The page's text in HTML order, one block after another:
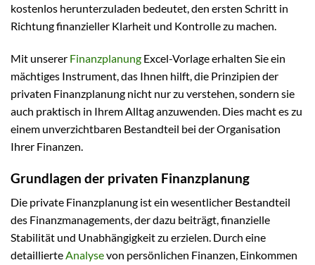
kostenlos herunterzuladen bedeutet, den ersten Schritt in
Richtung finanzieller Klarheit und Kontrolle zu machen.
Mit unserer Finanzplanung Excel-Vorlage erhalten Sie ein
mächtiges Instrument, das Ihnen hilft, die Prinzipien der
privaten Finanzplanung nicht nur zu verstehen, sondern sie
auch praktisch in Ihrem Alltag anzuwenden. Dies macht es zu
einem unverzichtbaren Bestandteil bei der Organisation
Ihrer Finanzen.
Grundlagen der privaten Finanzplanung
Die private Finanzplanung ist ein wesentlicher Bestandteil
des Finanzmanagements, der dazu beiträgt, finanzielle
Stabilität und Unabhängigkeit zu erzielen. Durch eine
detaillierteAnalysevon persönlichen Finanzen, Einkommen